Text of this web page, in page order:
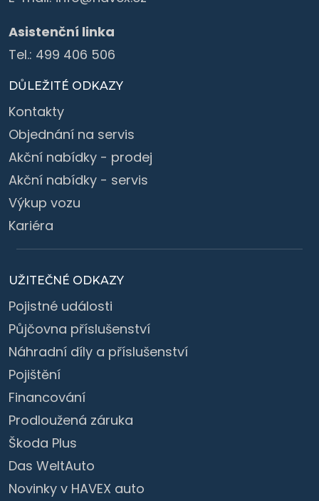
Asistenční linka
Tel.: 499 406 506
DŮLEŽITÉ ODKAZY
Kontakty
Objednání na servis
Akční nabídky - prodej
Akční nabídky - servis
Výkup vozu
Kariéra
UŽITEČNÉ ODKAZY
Pojistné události
Půjčovna příslušenství
Náhradní díly a příslušenství
Pojištění
Financování
Prodloužená záruka
Škoda Plus
Das WeltAuto
Novinky v HAVEX auto